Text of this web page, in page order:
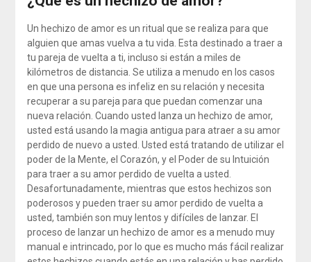
Un hechizo de amor es un ritual que se realiza para que
alguien que amas vuelva a tu vida. Esta destinado a traer a
tu pareja de vuelta a ti, incluso si están a miles de
kilómetros de distancia. Se utiliza a menudo en los casos
en que una persona es infeliz en su relación y necesita
recuperar a su pareja para que puedan comenzar una
nueva relación. Cuando usted lanza un hechizo de amor,
usted está usando la magia antigua para atraer a su amor
perdido de nuevo a usted. Usted está tratando de utilizar el
poder de la Mente, el Corazón, y el Poder de su Intuición
para traer a su amor perdido de vuelta a usted.
Desafortunadamente, mientras que estos hechizos son
poderosos y pueden traer su amor perdido de vuelta a
usted, también son muy lentos y difíciles de lanzar. El
proceso de lanzar un hechizo de amor es a menudo muy
manual e intrincado, por lo que es mucho más fácil realizar